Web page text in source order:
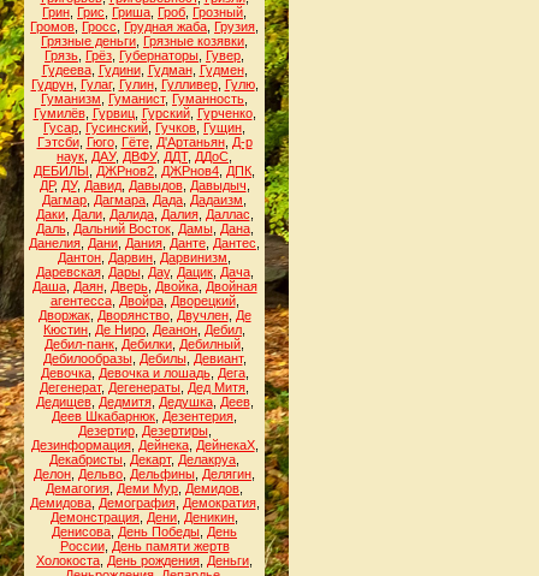
Грин Грис Гриша Гроб Грозный
Громов Гросс Грудная жаба Грузия
Грязные деньги Грязные козявки
Грязь Грёз Губернаторы Гувер
Гудеева, Гудини, Гудман, Гудмен,
Гудрун, Гулаг, Гулин, Гулливер, Гулю,
Гуманизм
Гуманист, Гуманность
Гумилёв, Гурвиц, Гурский, Гурченко,
Гусар Гусинский Гучков Гущин
Гэтсби, Гюго, Гёте, Д'Артаньян, Д-р
наук ДАУ, ДВФУ, ДДТ, ДДоС
ДЕБИЛЫ
ДЖРнов2 ДЖРнов4 ДПК
ДР, ДУ, Давид, Давыдов, Давыдыч
Дагмар Дагмара Дада Дадаизм
Даки, Дали, Далида, Далия, Даллас
Даль, Дальний Восток, Дамы, Дана,
Данелия Дани Дания Данте Дантес
Дантон Дарвин Дарвинизм
Даревская, Дары, Дау, Дацик, Дача,
Даша, Даян, Дверь, Двойка, Двойная
агентесса, Двойра, Дворецкий,
Дворжак, Дворянство, Двучлен, Де
Кюстин Де Ниро Деанон Дебил
Дебил-панк Дебилки Дебилный
Дебилообразы, Дебилы, Девиант,
Девочка, Девочка и лошадь, Дега,
Дегенерат, Дегенераты Дед Митя
Дедищев, Дедмитя, Дедушка, Деев,
Деев Шкабарнюк Дезентерия
Дезертир, Дезертиры,
Дезинформация, Дейнека, ДейнекаХ,
Декабристы Декарт, Делакруа
Делон Дельво Дельфины Делягин
Демагогия Деми Мур Демидов
Демидова, Демография, Демократия,
Демонстрация Дени Деникин
Денисова День Победы День
России, День памяти жертв
Холокоста День рождения Деньги